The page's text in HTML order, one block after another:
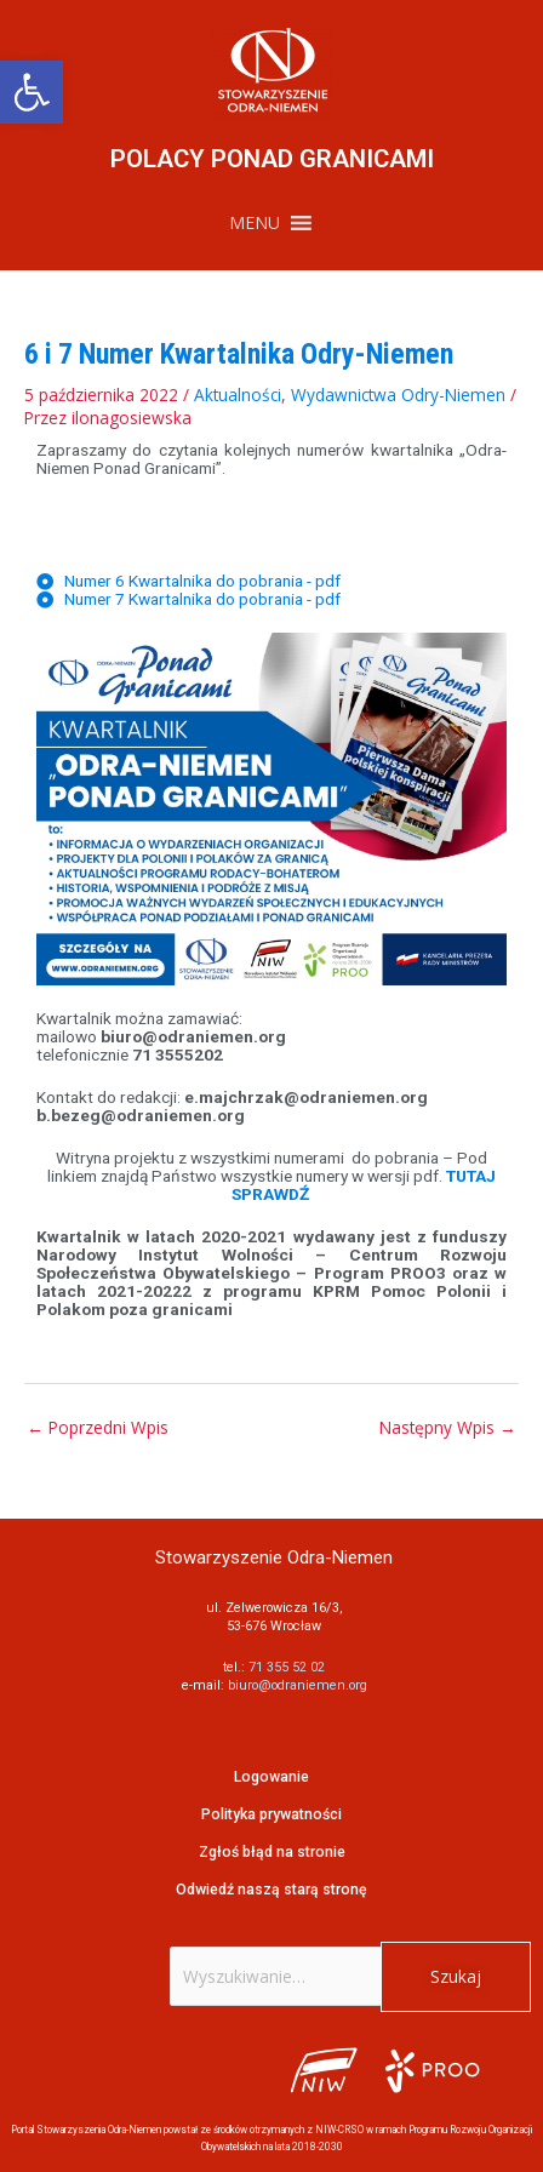
Otwórz pasek narzędzi
POLACY PONAD GRANICAMI
MENU
6 i 7 Numer Kwartalnika Odry-Niemen
5 października 2022 / Aktualności, Wydawnictwa Odry-Niemen /
Przez ilonagosiewska
Zapraszamy do czytania kolejnych numerów kwartalnika „Odra-
Niemen Ponad Granicami”.
Numer 6 Kwartalnika do pobrania - pdf
Numer 7 Kwartalnika do pobrania - pdf
Kwartalnik można zamawiać:
mailowo biuro@odraniemen.org
telefonicznie 71 3555202
Kontakt do redakcji: e.majchrzak@odraniemen.org
b.bezeg@odraniemen.org
Witryna projektu z wszystkimi numerami do pobrania – Pod
linkiem znajdą Państwo wszystkie numery w wersji pdf. TUTAJ
SPRAWDŹ
Kwartalnik w latach 2020-2021 wydawany jest z funduszy
Narodowy Instytut Wolności – Centrum Rozwoju
Społeczeństwa Obywatelskiego – Program PROO3 oraz w
latach 2021-20222 z programu KPRM Pomoc Polonii i
Polakom poza granicami
← Poprzedni Wpis Następny Wpis →
Stowarzyszenie Odra-Niemen
ul. Zelwerowicza 16/3,
53-676 Wrocław
tel.: 71 355 52 02
e-mail: biuro@odraniemen.org
Logowanie
Polityka prywatności
Zgłoś błąd na stronie
Odwiedź naszą starą stronę
Szukaj
dla:
Portal Stowarzyszenia Odra-Niemen powstał ze środków otrzymanych z NIW-CRSO w ramach Programu Rozwoju Organizacji
Obywatelskich na lata 2018-2030